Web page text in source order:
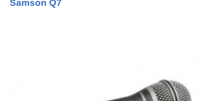
Samson Q7